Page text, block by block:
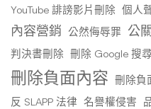
YouTube 誹謗影片刪除 個人
內容營銷 公然侮辱罪 公
判決書刪除 刪除 Google 搜
刪除負面內容 刪除負
反 SLAPP 法律 名譽權侵害